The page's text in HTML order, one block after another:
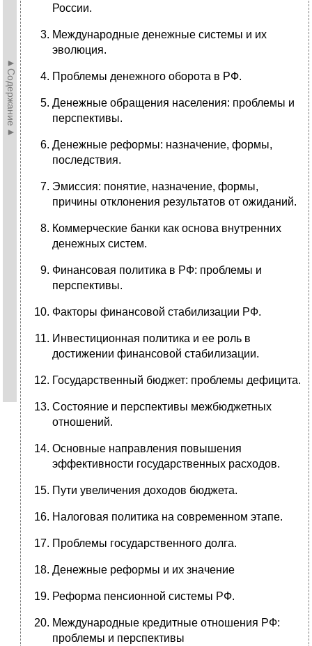
►Содержание►
России.
Международные денежные системы и их
эволюция.
Проблемы денежного оборота в РФ.
Денежные обращения населения: проблемы и
перспективы.
Денежные реформы: назначение, формы,
последствия.
Эмиссия: понятие, назначение, формы,
причины отклонения результатов от ожиданий.
Коммерческие банки как основа внутренних
денежных систем.
Финансовая политика в РФ: проблемы и
перспективы.
Факторы финансовой стабилизации РФ.
Инвестиционная политика и ее роль в
достижении финансовой стабилизации.
Государственный бюджет: проблемы дефицита.
Состояние и перспективы межбюджетных
отношений.
Основные направления повышения
эффективности государственных расходов.
Пути увеличения доходов бюджета.
Налоговая политика на современном этапе.
Проблемы государственного долга.
Денежные реформы и их значение
Реформа пенсионной системы РФ.
Международные кредитные отношения РФ:
проблемы и перспективы